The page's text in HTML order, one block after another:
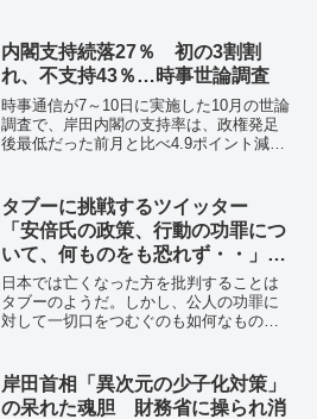
内閣支持続落27％ 初の3割割
れ、不支持43％…時事世論調査
時事通信が7～10日に実施した10月の世論
調査で、岸田内閣の支持率は、政権発足
後最低だった前月と比べ4.9ポイント減り
めて。菅内閣で最低だった2021年8月の
29.0％も下回った。
タブーに挑戦するツイッター
「安倍氏の政策、行動の功罪につ
いて、何ものをも恐れず・・」
「今回のような事件が起こりうる
社会を作ってきたのはまさに安倍
政治」
日本では亡くなった方を批判することは
タブーのようだ。しかし、公人の功罪に
対して一切口をつむぐのも如何なもの
岸田首相「異次元の少子化対策」
の呆れた魂胆 財務省に操られ消